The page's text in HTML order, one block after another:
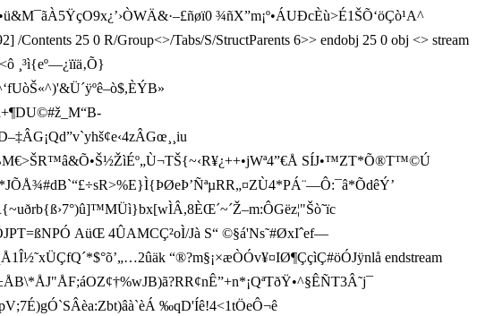
¾ñX”m¡º•ÁUÐcÈù>É1ŠÕ‘öÇò¹A^
/Contents 25 0 R/Group<>/Tabs/S/StructParents 6>> endobj 25 0 obj <> stream
¸³ì{eº—¿ïïä‚Õ}
hš¢e‹4z ÂGœ¸¸iu
SÍJ•™ZT*Õ®T™©Ú
ÑªµRR„¤ZÙ4*PÁ¨—Ô:¯â*ÕdêÝ’
ì}bx[wÌÂ,8ÈŒ´~´Ž–m:ÔGëz¦"Šò˜ïc
AüŒ 4ÛAMCÇ²oÌ/Jà S“ © §á'Ns˜#ØxIˆef —
…2ûäk “®?m§¡×æÒÓv¥¤IØ¶ÇçìÇ#öÓJÿnlå endstream
nÊ”+n*¡QªTðŸ•^§ÊÑT3Â˜j¯
‰qD'Íê!4<1tÖeÔ¬ê